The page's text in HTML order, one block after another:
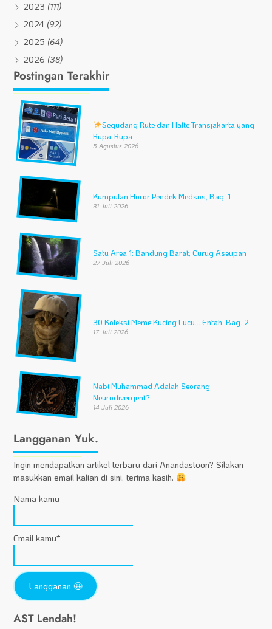
2023 (111)
2024 (92)
2025 (64)
2026 (38)
Postingan Terakhir
Segudang Rute dan Halte Transjakarta yang
Rupa-Rupa
5 Agustus 2026
Kumpulan Horor Pendek Medsos, Bag. 1
31 Juli 2026
Satu Area 1: Bandung Barat, Curug Aseupan
27 Juli 2026
30 Koleksi Meme Kucing Lucu… Entah, Bag. 2
17 Juli 2026
Nabi Muhammad Adalah Seorang
Neurodivergent?
14 Juli 2026
Langganan Yuk.
Ingin mendapatkan artikel terbaru dari Anandastoon? Silakan
masukkan email kalian di sini, terima kasih.
Nama kamu
Email kamu*
AST Lendah!